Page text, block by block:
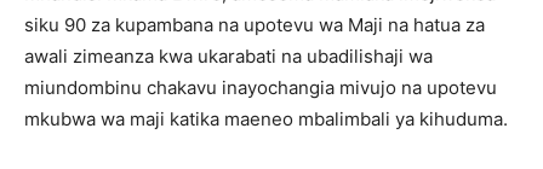
siku 90 za kupambana na upotevu wa Maji na hatua za
awali zimeanza kwa ukarabati na ubadilishaji wa
miundombinu chakavu inayochangia mivujo na upotevu
mkubwa wa maji katika maeneo mbalimbali ya kihuduma.